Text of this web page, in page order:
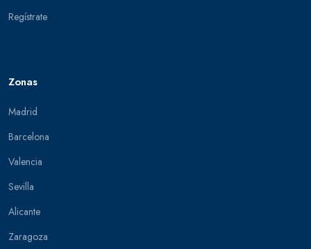
Regístrate
Zonas
Madrid
Barcelona
Valencia
Sevilla
Alicante
Zaragoza